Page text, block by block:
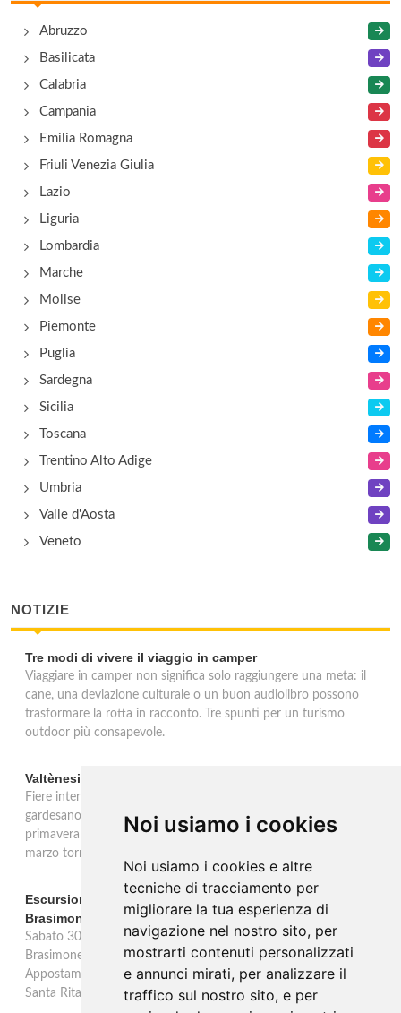
Noi usiamo i cookies
Noi usiamo i cookies e altre
tecniche di tracciamento per
migliorare la tua esperienza di
navigazione nel nostro sito, per
mostrarti contenuti personalizzati
e annunci mirati, per analizzare il
traffico sul nostro sito, e per
Abruzzo
Basilicata
Calabria
Campania
Emilia Romagna
Friuli Venezia Giulia
Lazio
Liguria
Lombardia
Marche
Molise
Piemonte
Puglia
Sardegna
Sicilia
Toscana
Trentino Alto Adige
Umbria
Valle d'Aosta
Veneto
NOTIZIE
Tre modi di vivere il viaggio in camper
Viaggiare in camper non significa solo raggiungere una meta: il
cane, una deviazione culturale o un buon audiolibro possono
trasformare la rotta in racconto. Tre spunti per un turismo
outdoor più consapevole.
Valtènesi: una primavera di eventi tra rosé e Lago di Garda
Fiere internazionali, eventi sul territorio e racconto del rosé
gardesano. Il Consorzio Valtènesi presenta il calendario della
primavera 2026 sulla sponda bresciana del Lago di Garda. Il 23
marzo torna La Prima del Valtènesi per stampa e operatori.
Escursione con appostamento ai Laghi di Suviana e
Brasimone: caccia fotografica alla fauna
Sabato 30 agosto escursione speciale ai Laghi di Suviana e
Brasimone dalle 17 alle 23 per osservare cervi, volpi, lepri e lupi.
Appostamento al crepuscolo nel massimo silenzio. Ritrovo Chiesa
Santa Rita al Brasimone, prenotazione obbligatoria.